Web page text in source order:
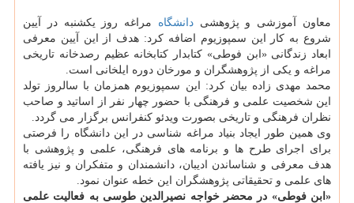
معاون آموزشی و پژوهشیدانشگاه مراغه روز یکشنبه در آیین
شروع به کار این سمپوزیوم اضافه کرد: هدف از این آیین معرفی
ابعاد زندگانی «ابن فوطی» کتابدار کتابخانه عظیم رصدخانه تاریخی
مراغه و یکی از پژوهشگران و مورخان دوره ایلخانی است.
محمد مهدی زاده بیان کرد: این سمپوزیوم همزمان با سالروز تولد
این شخصیت علمی و فرهنگی با حضور چهار نفر از اساتید و صاحب
نظران فرهنگی و تاریخی بصورت ویدئو کنفرانس برگزار می گردد.
وی همین طور ایجاد بنیاد مراغه شناسی در این دانشگاه را فرصتی
برای اجرای طرح ها و برنامه های فرهنگی، علمی و پژوهشی با
هدف معرفی و شناساندن ادیبان، دانشمندان و متفکران و نیز یافته
های علمی و تحقیقاتی پژوهشگران این خطه عنوان نمود.
«ابن فوطی» در محضر خواجه نصیرالدین طوسی به فعالیت علمی